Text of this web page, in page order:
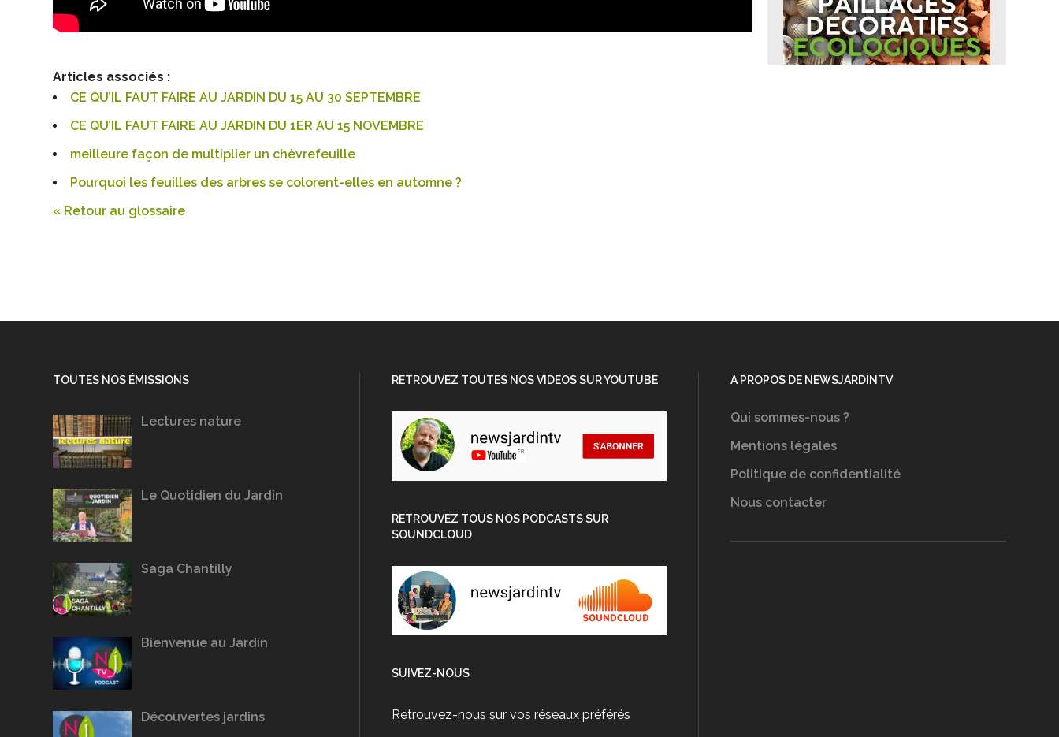
Articles associés :
CE QU’IL FAUT FAIRE AU JARDIN DU 15 AU 30 SEPTEMBRE
CE QU’IL FAUT FAIRE AU JARDIN DU 1ER AU 15 NOVEMBRE
meilleure façon de multiplier un chèvrefeuille
Pourquoi les feuilles des arbres se colorent-elles en automne ?
« Retour au glossaire
TOUTES NOS ÉMISSIONS
Lectures nature
Le Quotidien du Jardin
Saga Chantilly
Bienvenue au Jardin
Découvertes jardins
RETROUVEZ TOUTES NOS VIDEOS SUR YOUTUBE
RETROUVEZ TOUS NOS PODCASTS SUR
SOUNDCLOUD
SUIVEZ-NOUS
Retrouvez-nous sur vos réseaux préférés
A PROPOS DE NEWSJARDINTV
Qui sommes-nous ?
Mentions légales
Politique de confidentialité
Nous contacter